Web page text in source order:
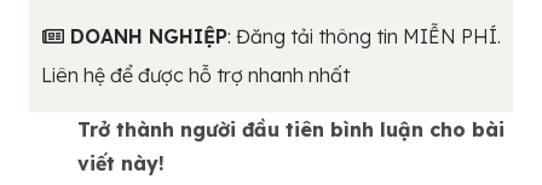
DOANH NGHIỆP: Đăng tải thông tin MIỄN PHÍ.
Liên hệ để được hỗ trợ nhanh nhất
Trở thành người đầu tiên bình luận cho bài
viết này!